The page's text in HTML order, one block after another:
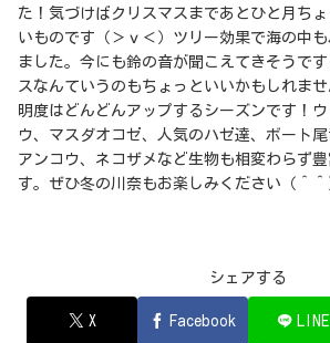
た！気づけばクリスマスまであとひと月ち
いものです（＞ｖ＜）ツリー効果で海の中
ました。今にも鈴の音が聞こえてきそうで
スなんていうのもちょっといいかもしれま
明度はどんどんアップするシーズンです！
ウ、マスダオコゼ、人気のハゼ達、ボート
アンコウ、ネコザメなど生物も相変わらず
す。ぜひ冬の川奈もお楽しみください（＾＾
シェアする
X Facebook LINE